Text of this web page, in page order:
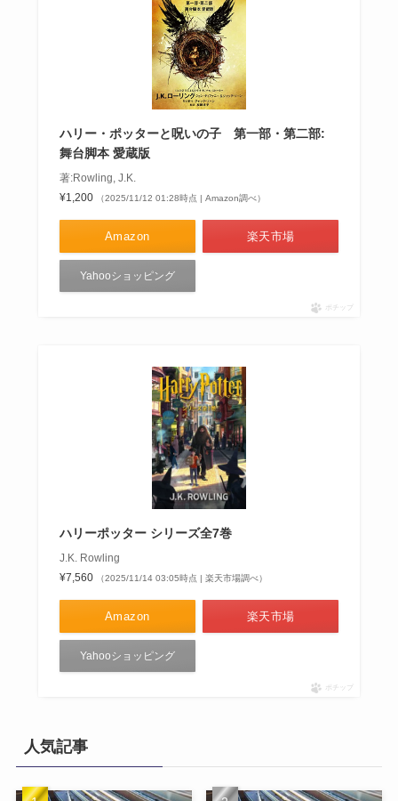
ハリー・ポッターと呪いの子 第一部・第二部:
舞台脚本 愛蔵版
著:Rowling, J.K.
¥1,200
（2025/11/12 01:28時点 | Amazon調べ）
Amazon 楽天市場
Yahooショッピング
ポチップ
ハリーポッター シリーズ全7巻
J.K. Rowling
¥7,560
（2025/11/14 03:05時点 | 楽天市場調べ）
Amazon 楽天市場
Yahooショッピング
ポチップ
人気記事